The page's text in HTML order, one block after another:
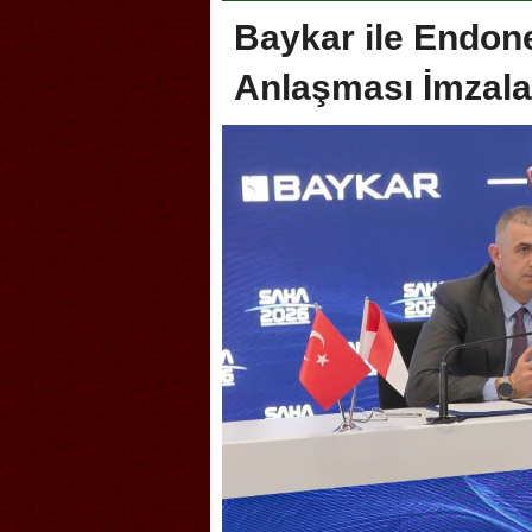
Baykar ile
Anlaşması
Antrenörlüğe ”Hayır”
Galatasaray’dan bakın ne